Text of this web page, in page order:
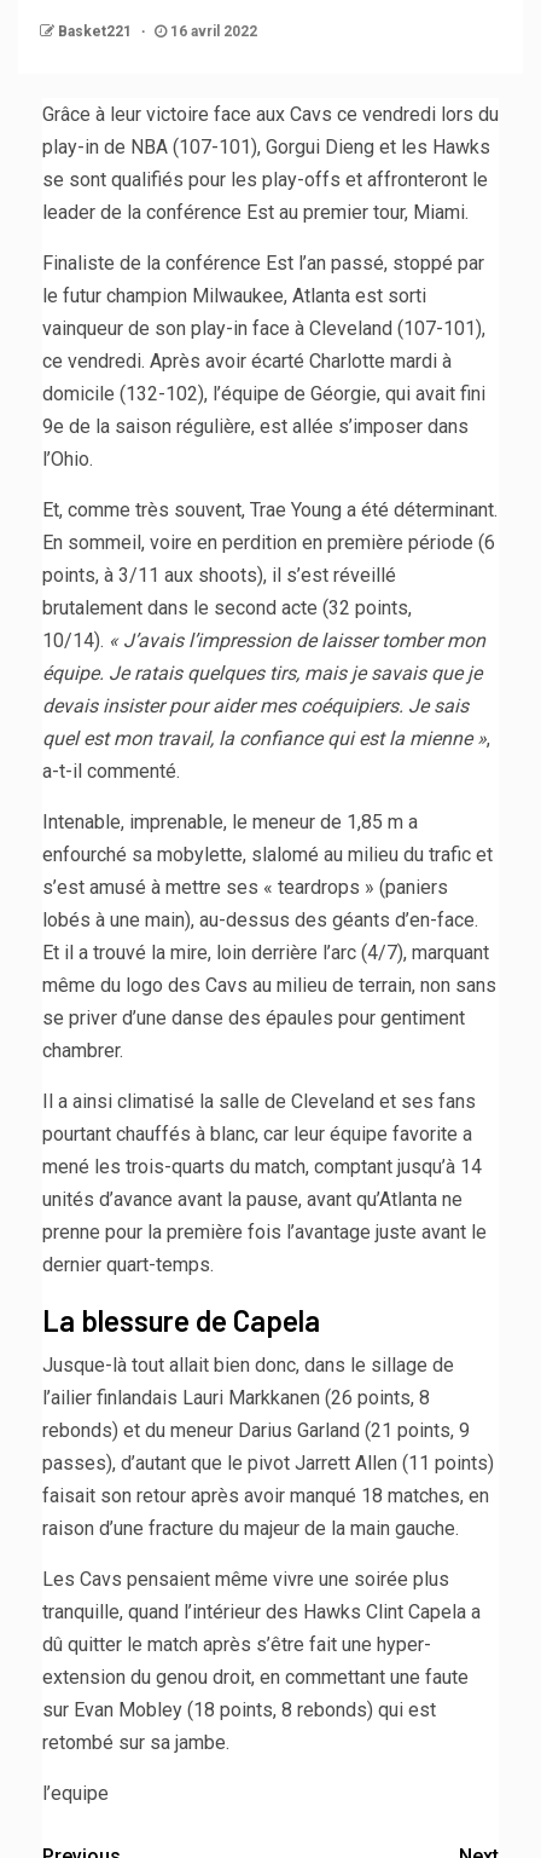
Basket221 16 avril 2022
Grâce à leur victoire face aux Cavs ce vendredi lors du
play-in de NBA (107-101), Gorgui Dieng et les Hawks
se sont qualifiés pour les play-offs et affronteront le
leader de la conférence Est au premier tour, Miami.
Finaliste de la conférence Est l’an passé, stoppé par
le futur champion Milwaukee, Atlanta est sorti
vainqueur de son play-in face à Cleveland (107-101),
ce vendredi. Après avoir écarté Charlotte mardi à
domicile (132-102), l’équipe de Géorgie, qui avait fini
9e de la saison régulière, est allée s’imposer dans
l’Ohio.
Et, comme très souvent, Trae Young a été déterminant.
En sommeil, voire en perdition en première période (6
points, à 3/11 aux shoots), il s’est réveillé
brutalement dans le second acte (32 points,
10/14). « J’avais l’impression de laisser tomber mon
équipe. Je ratais quelques tirs, mais je savais que je
devais insister pour aider mes coéquipiers. Je sais
quel est mon travail, la confiance qui est la mienne »,
a-t-il commenté.
Intenable, imprenable, le meneur de 1,85 m a
enfourché sa mobylette, slalomé au milieu du trafic et
s’est amusé à mettre ses « teardrops » (paniers
lobés à une main), au-dessus des géants d’en-face.
Et il a trouvé la mire, loin derrière l’arc (4/7), marquant
même du logo des Cavs au milieu de terrain, non sans
se priver d’une danse des épaules pour gentiment
chambrer.
Il a ainsi climatisé la salle de Cleveland et ses fans
pourtant chauffés à blanc, car leur équipe favorite a
mené les trois-quarts du match, comptant jusqu’à 14
unités d’avance avant la pause, avant qu’Atlanta ne
prenne pour la première fois l’avantage juste avant le
dernier quart-temps.
La blessure de Capela
Jusque-là tout allait bien donc, dans le sillage de
l’ailier finlandais Lauri Markkanen (26 points, 8
rebonds) et du meneur Darius Garland (21 points, 9
passes), d’autant que le pivot Jarrett Allen (11 points)
faisait son retour après avoir manqué 18 matches, en
raison d’une fracture du majeur de la main gauche.
Les Cavs pensaient même vivre une soirée plus
tranquille, quand l’intérieur des Hawks Clint Capela a
dû quitter le match après s’être fait une hyper-
extension du genou droit, en commettant une faute
sur Evan Mobley (18 points, 8 rebonds) qui est
retombé sur sa jambe.
l’equipe